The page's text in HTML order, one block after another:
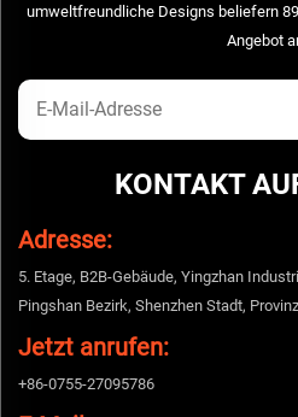
umweltfreundliche Designs beliefern
Angebot
KONTAKT
Adresse:
5. Etage, B2B-Gebäude, Yingzhan
Pingshan Bezirk, Shenzhen Stadt,
Jetzt anrufen:
+86-0755-27095786